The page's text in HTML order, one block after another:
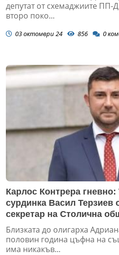
депутат от схемаджиите ПП-
второ поко...
03 октомври 24 856 0
Карлос Контрера
сурдинка Васил Терзиев
секретар на Столична
Прокопиев ли ще се
Близката до олигарха
половин година цъфна на
има никакъв...